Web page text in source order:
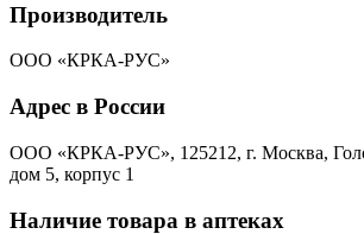
Производитель
ООО «КРКА-РУС»
Адрес в России
ООО «КРКА-РУС», 125212, г. Москва,
дом 5, корпус 1
Наличие товара в аптеках